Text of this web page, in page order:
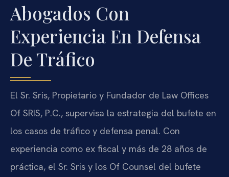
Abogados Con
Experiencia En Defensa
De Tráfico
El Sr. Sris, Propietario y Fundador de Law Offices
Of SRIS, P.C., supervisa la estrategia del bufete en
los casos de tráfico y defensa penal. Con
experiencia como ex fiscal y más de 28 años de
práctica, el Sr. Sris y los Of Counsel del bufete